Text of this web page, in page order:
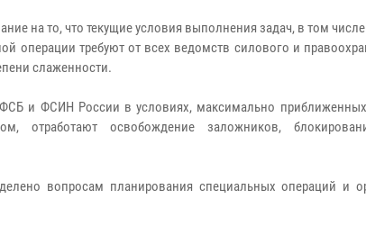
на то, что текущие условия выполнения задач, в том
операции требуют от всех ведомств силового и
слаженности.
и ФСИН России в условиях, максимально
отработают освобождение заложников,
вопросам планирования специальных операций и